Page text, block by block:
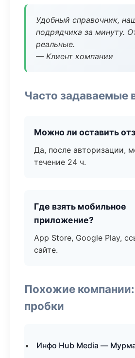
Удобный справочник,
подрядчика за минуту.
реальные.
— Клиент компании
Часто задаваемые
Можно ли оставить
Да, после авторизации,
течение 24 ч.
Где взять мобильное
приложение?
App Store, Google Play,
сайте.
Похожие
пробки
Инфо Hub Media —